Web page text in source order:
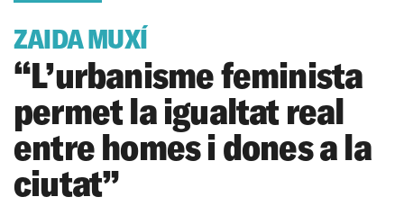
ZAIDA MUXÍ
“L’urbanisme feminista
permet la igualtat real
entre homes i dones a la
ciutat”